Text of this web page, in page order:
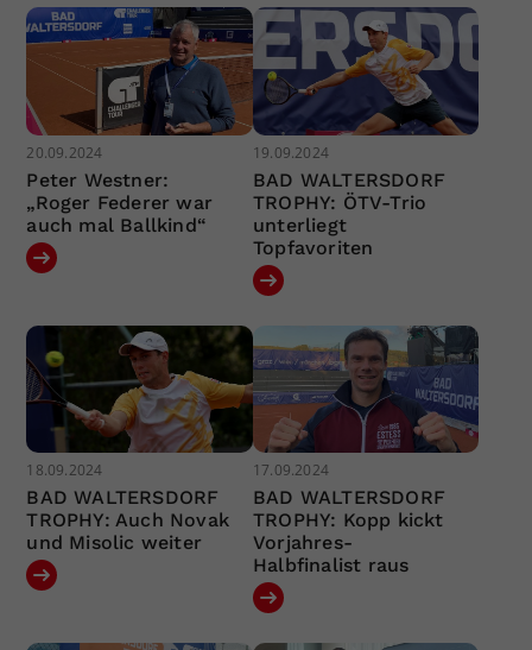
20.09.2024
Peter Westner:
„Roger Federer war
auch mal Ballkind“
19.09.2024
BAD WALTERSDORF
TROPHY: ÖTV-Trio
unterliegt
Topfavoriten
18.09.2024
BAD WALTERSDORF
TROPHY: Auch Novak
und Misolic weiter
17.09.2024
BAD WALTERSDORF
TROPHY: Kopp kickt
Vorjahres-
Halbfinalist raus